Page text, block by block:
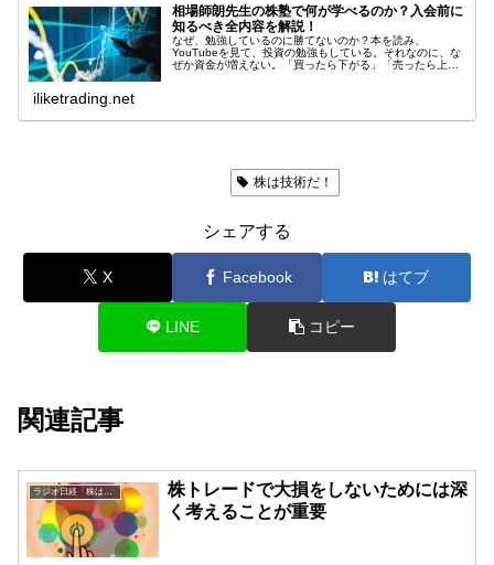
相場師朗先生の株塾で何が学べるのか？入会前に
知るべき全内容を解説！
なぜ、勉強しているのに勝てないのか？本を読み、
YouTubeを見て、投資の勉強もしている。それなのに、な
ぜか資金が増えない。「買ったら下がる」「売ったら上が
iliketrading.net
株は技術だ！
シェアする
X Facebook はてブ
LINE コピー
関連記事
株トレードで大損をしないためには深
く考えることが重要